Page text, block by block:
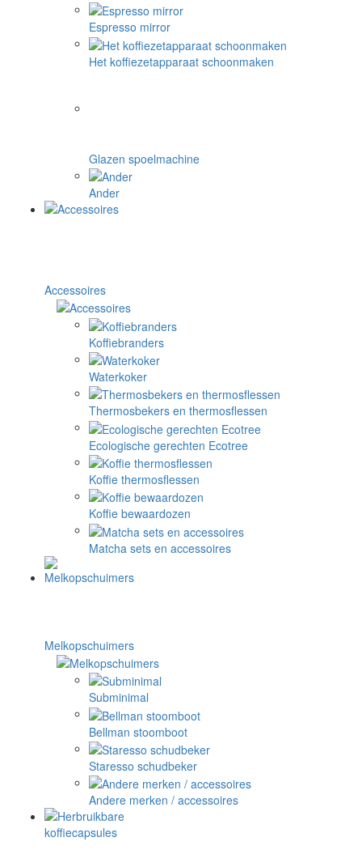
Espresso mirror
Het koffiezetapparaat schoonmaken
Glazen spoelmachine
Ander
Accessoires
Koffiebranders
Waterkoker
Thermosbekers en thermosflessen
Ecologische gerechten Ecotree
Koffie thermosflessen
Koffie bewaardozen
Matcha sets en accessoires
Melkopschuimers
Subminimal
Bellman stoomboot
Staresso schudbeker
Andere merken / accessoires